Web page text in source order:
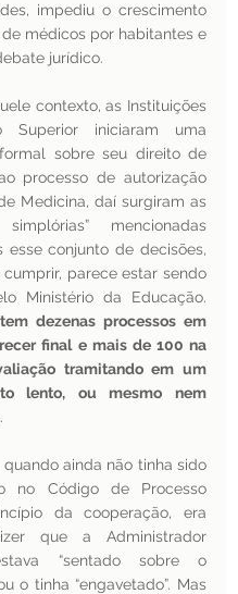
impediu o crescimento
médicos por habitantes e
jurídico.
contexto, as Instituições
Superior iniciaram uma
sobre seu direito de
processo de autorização
Medicina, daí surgiram as
simplórias” mencionadas
esse conjunto de decisões,
parece estar sendo
Ministério da Educação.
dezenas processos em
final e mais de 100 na
tramitando em um
lento, ou mesmo nem
.
quando ainda não tinha sido
no Código de Processo
da cooperação, era
que a Administrador
“sentado sobre o
o tinha “engavetado”. Mas